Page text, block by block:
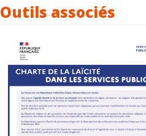
Outils associés